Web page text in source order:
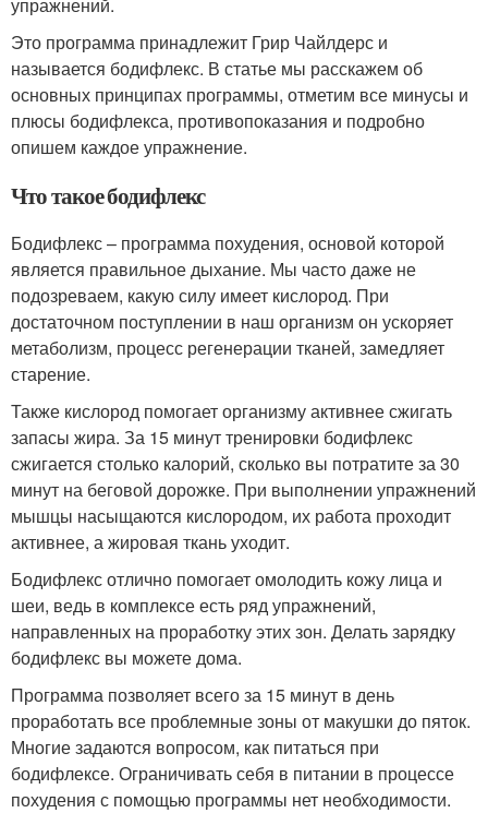
Это программа принадлежит Грир Чайлдерс и
называется бодифлекс. В статье мы расскажем об
основных принципах программы, отметим все минусы и
плюсы бодифлекса, противопоказания и подробно
опишем каждое упражнение.
Что такое бодифлекс
Бодифлекс – программа похудения, основой которой
является правильное дыхание. Мы часто даже не
подозреваем, какую силу имеет кислород. При
достаточном поступлении в наш организм он ускоряет
метаболизм, процесс регенерации тканей, замедляет
старение.
Также кислород помогает организму активнее сжигать
запасы жира. За 15 минут тренировки бодифлекс
сжигается столько калорий, сколько вы потратите за 30
минут на беговой дорожке. При выполнении упражнений
мышцы насыщаются кислородом, их работа проходит
активнее, а жировая ткань уходит.
Бодифлекс отлично помогает омолодить кожу лица и
шеи, ведь в комплексе есть ряд упражнений,
направленных на проработку этих зон. Делать зарядку
бодифлекс вы можете дома.
Программа позволяет всего за 15 минут в день
проработать все проблемные зоны от макушки до пяток.
Многие задаются вопросом, как питаться при
бодифлексе. Ограничивать себя в питании в процессе
похудения с помощью программы нет необходимости.